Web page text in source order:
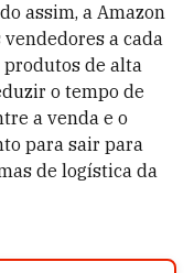
assim, a Amazon
a cada
produtos de alta
o tempo de
a venda e o
para sair para
de logística da